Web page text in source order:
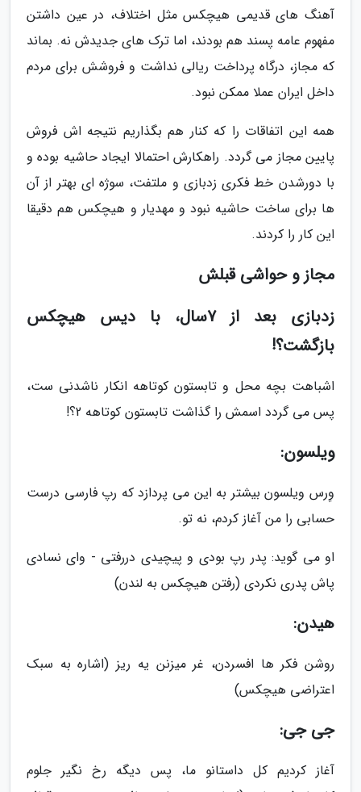
آهنگ های قدیمی هیچکس مثل اختلاف، در عین داشتن
مفهوم عامه پسند هم بودند، اما ترک های جدیدش نه. بماند
که مجاز، درگاه پرداخت ریالی نداشت و فروشش برای مردم
داخل ایران عملا ممکن نبود.
همه این اتفاقات را که کنار هم بگذاریم نتیجه اش فروش
پایین مجاز می گردد. راهکارش احتمالا ایجاد حاشیه بوده و
با دورشدن خط فکری زدبازی و ملتفت، سوژه ای بهتر از آن
ها برای ساخت حاشیه نبود و مهدیار و هیچکس هم دقیقا
این کار را کردند.
مجاز و حواشی قبلش
زدبازی بعد از 7سال، با دیس هیچکس
بازگشت؟!
اشباهت بچه محل و تابستون کوتاهه انکار ناشدنی ست،
پس می گردد اسمش را گذاشت تابستون کوتاهه 2؟!
ویلسون:
وِرس ویلسون بیشتر به این می پردازد که رپ فارسی درست
حسابی را من آغاز کردم، نه تو.
او می گوید: پدر رپ بودی و پیچیدی دررفتی - وای نسادی
پاش پدری نکردی (رفتن هیچکس به لندن)
هیدن:
روشن فکر ها افسردن، غر میزنن یه ریز (اشاره به سبک
اعتراضی هیچکس)
جی جی:
آغاز کردیم کل داستانو ما، پس دیگه رخ نگیر جلوم